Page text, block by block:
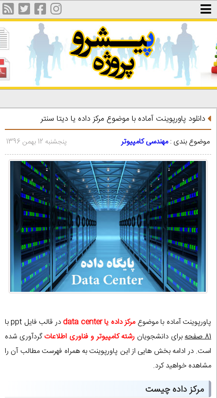
دانلود پاورپوینت آماده با موضوع مرکز داده یا دیتا سنتر
موضوع بندی :مهندسی کامپیوتر پنجشنبه 12 بهمن 1396
پاورپوینت آماده با موضوع مرکز داده یا data center
در قالب فایل ppt با
81 صفحه
برای دانشجویان رشته کامپیوتر و فناوری اطلاعاتگردآوری شده
است. در ادامه بخش هایی از این پاورپوینت به همراه فهرست مطالب آن را
مشاهده خواهید کرد.
مرکز داده چیست